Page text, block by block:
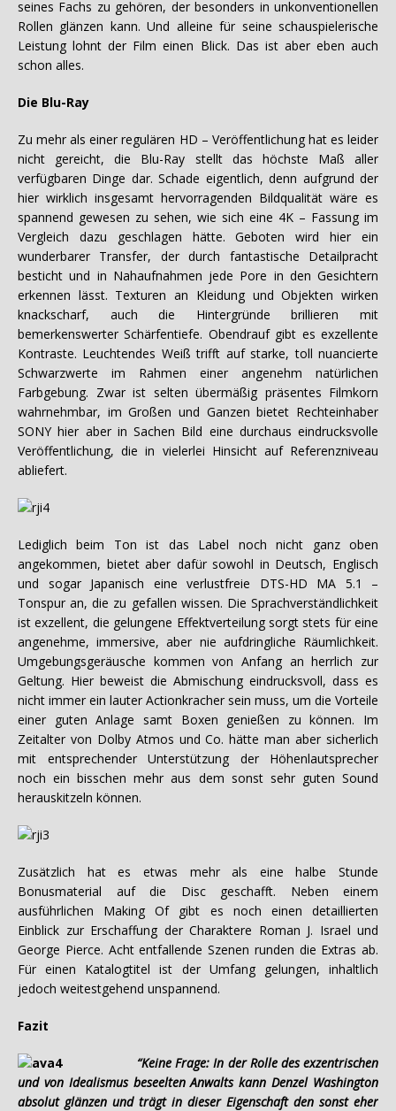
seines Fachs zu gehören, der besonders in unkonventionellen
Rollen glänzen kann. Und alleine für seine schauspielerische
Leistung lohnt der Film einen Blick. Das ist aber eben auch
schon alles.
Die Blu-Ray
Zu mehr als einer regulären HD – Veröffentlichung hat es leider
nicht gereicht, die Blu-Ray stellt das höchste Maß aller
verfügbaren Dinge dar. Schade eigentlich, denn aufgrund der
hier wirklich insgesamt hervorragenden Bildqualität wäre es
spannend gewesen zu sehen, wie sich eine 4K – Fassung im
Vergleich dazu geschlagen hätte. Geboten wird hier ein
wunderbarer Transfer, der durch fantastische Detailpracht
besticht und in Nahaufnahmen jede Pore in den Gesichtern
erkennen lässt. Texturen an Kleidung und Objekten wirken
knackscharf, auch die Hintergründe brillieren mit
bemerkenswerter Schärfentiefe. Obendrauf gibt es exzellente
Kontraste. Leuchtendes Weiß trifft auf starke, toll nuancierte
Schwarzwerte im Rahmen einer angenehm natürlichen
Farbgebung. Zwar ist selten übermäßig präsentes Filmkorn
wahrnehmbar, im Großen und Ganzen bietet Rechteinhaber
SONY hier aber in Sachen Bild eine durchaus eindrucksvolle
Veröffentlichung, die in vielerlei Hinsicht auf Referenzniveau
abliefert.
Lediglich beim Ton ist das Label noch nicht ganz oben
angekommen, bietet aber dafür sowohl in Deutsch, Englisch
und sogar Japanisch eine verlustfreie DTS-HD MA 5.1 –
Tonspur an, die zu gefallen wissen. Die Sprachverständlichkeit
ist exzellent, die gelungene Effektverteilung sorgt stets für eine
angenehme, immersive, aber nie aufdringliche Räumlichkeit.
Umgebungsgeräusche kommen von Anfang an herrlich zur
Geltung. Hier beweist die Abmischung eindrucksvoll, dass es
nicht immer ein lauter Actionkracher sein muss, um die Vorteile
einer guten Anlage samt Boxen genießen zu können. Im
Zeitalter von Dolby Atmos und Co. hätte man aber sicherlich
mit entsprechender Unterstützung der Höhenlautsprecher
noch ein bisschen mehr aus dem sonst sehr guten Sound
herauskitzeln können.
Zusätzlich hat es etwas mehr als eine halbe Stunde
Bonusmaterial auf die Disc geschafft. Neben einem
ausführlichen Making Of gibt es noch einen detaillierten
Einblick zur Erschaffung der Charaktere Roman J. Israel und
George Pierce. Acht entfallende Szenen runden die Extras ab.
Für einen Katalogtitel ist der Umfang gelungen, inhaltlich
jedoch weitestgehend unspannend.
Fazit
“Keine Frage: In der Rolle des exzentrischen
und von Idealismus beseelten Anwalts kann Denzel Washington
absolut glänzen und trägt in dieser Eigenschaft den sonst eher